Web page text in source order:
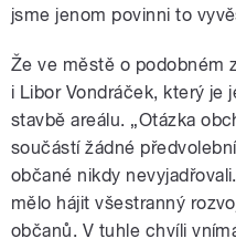
jsme jenom povinni to
Že ve městě o podobném
i Libor Vondráček, který je
stavbě areálu. „Otázka
součástí žádné
občané nikdy
mělo hájit všestranný
občanů. V tuhle chvíli